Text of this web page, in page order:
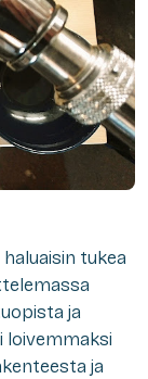
tukea
ja
loivemmaksi
ja